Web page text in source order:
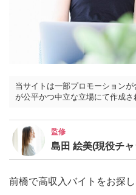
当サイトは一部プロモーション
が公平かつ中立な立場にて作成さ
監修
島田 絵美(現役チ
前橋で高収入バイトをお探